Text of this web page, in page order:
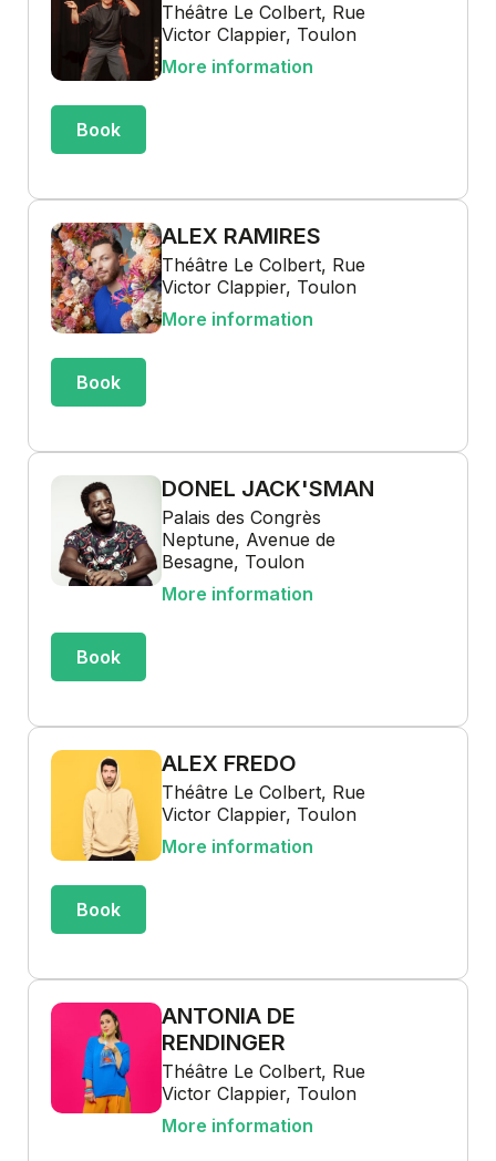
Théâtre Le Colbert, Rue
Victor Clappier, Toulon
More information
Book
ALEX RAMIRES
Théâtre Le Colbert, Rue
Victor Clappier, Toulon
More information
Book
DONEL JACK'SMAN
Palais des Congrès
Neptune, Avenue de
Besagne, Toulon
More information
Book
ALEX FREDO
Théâtre Le Colbert, Rue
Victor Clappier, Toulon
More information
Book
ANTONIA DE
RENDINGER
Théâtre Le Colbert, Rue
Victor Clappier, Toulon
More information